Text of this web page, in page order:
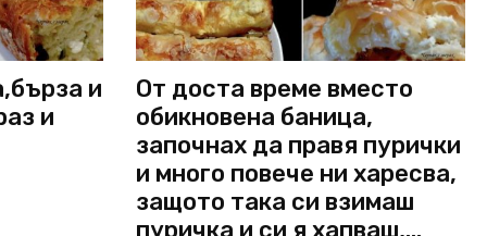
и
и
От доста време вместо
обикновена баница,
започнах да правя пурички
и много повече ни харесва,
защото така си взимаш